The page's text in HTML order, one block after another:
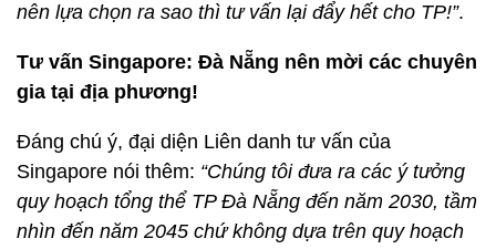
nên lựa chọn ra sao thì tư vấn lại đẩy hết cho TP!”.
Tư vấn Singapore: Đà Nẵng nên mời các chuyên
gia tại địa phương!
Đáng chú ý, đại diện Liên danh tư vấn của
Singapore nói thêm: “Chúng tôi đưa ra các ý tưởng
quy hoạch tổng thể TP Đà Nẵng đến năm 2030, tầm
nhìn đến năm 2045 chứ không dựa trên quy hoạch